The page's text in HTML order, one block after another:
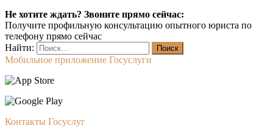
Не хотите ждать? Звоните прямо сейчас:
Получите профильную консультацию опытного юриста по
телефону прямо сейчас
Найти:
Мобильное приложение Госуслуги
Контакты Госуслуг